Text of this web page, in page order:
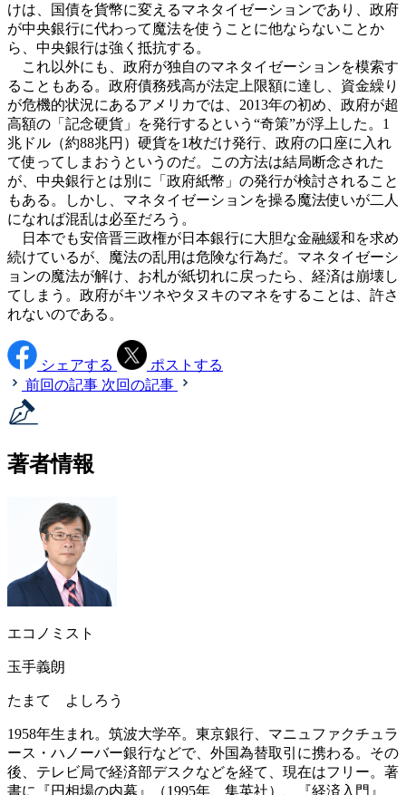
けは、国債を貨幣に変えるマネタイゼーションであり、政府
が中央銀行に代わって魔法を使うことに他ならないことか
ら、中央銀行は強く抵抗する。
これ以外にも、政府が独自のマネタイゼーションを模索す
ることもある。政府債務残高が法定上限額に達し、資金繰り
が危機的状況にあるアメリカでは、2013年の初め、政府が超
高額の「記念硬貨」を発行するという“奇策”が浮上した。1
兆ドル（約88兆円）硬貨を1枚だけ発行、政府の口座に入れ
て使ってしまおうというのだ。この方法は結局断念された
が、中央銀行とは別に「政府紙幣」の発行が検討されること
もある。しかし、マネタイゼーションを操る魔法使いが二人
になれば混乱は必至だろう。
日本でも安倍晋三政権が日本銀行に大胆な金融緩和を求め
続けているが、魔法の乱用は危険な行為だ。マネタイゼーシ
ョンの魔法が解け、お札が紙切れに戻ったら、経済は崩壊し
てしまう。政府がキツネやタヌキのマネをすることは、許さ
れないのである。
シェアする
ポストする
前回の記事 次回の記事
著者情報
エコノミスト
玉手義朗
たまて よしろう
1958年生まれ。筑波大学卒。東京銀行、マニュファクチュラ
ース・ハノーバー銀行などで、外国為替取引に携わる。その
後、テレビ局で経済部デスクなどを経て、現在はフリー。著
書に『円相場の内幕』（1995年、集英社）、『経済入門』